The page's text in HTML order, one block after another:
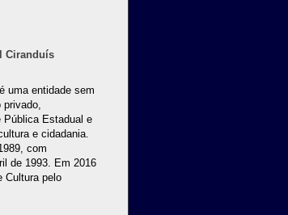
Ciranduís
uma entidade sem
privado,
Pública Estadual e
e cidadania.
com
de 1993. Em 2016
Cultura pelo